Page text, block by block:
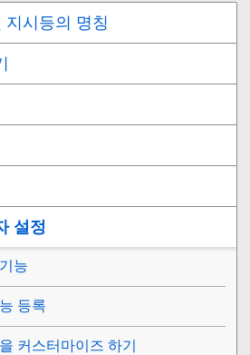
지시등의 명칭
설정
능
등록
커스터마이즈 하기